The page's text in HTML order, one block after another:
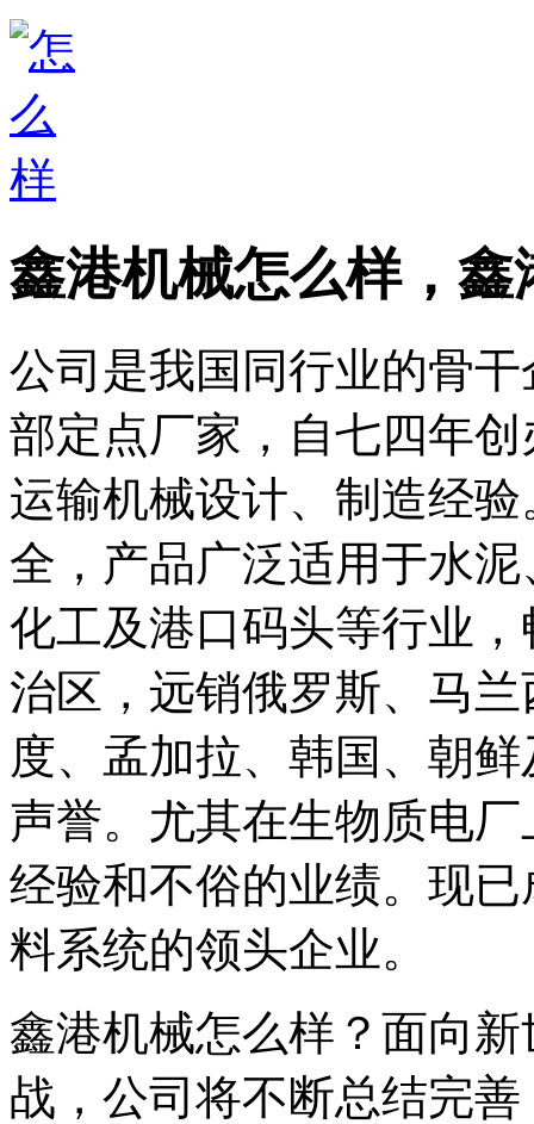
鑫港机械怎么样，
公司是我国同行业的骨
部定点厂家，自七四年
运输机械设计、制造经
全，产品广泛适用于水
化工及港口码头等行业
治区，远销俄罗斯、马
度、孟加拉、韩国、朝
声誉。尤其在生物质电
经验和不俗的业绩。现
料系统的领头企业。
鑫港机械怎么样？面向
战，公司将不断总结完